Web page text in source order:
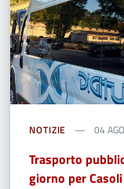
NOTIZIE 04
Trasporto
giorno per Casoli